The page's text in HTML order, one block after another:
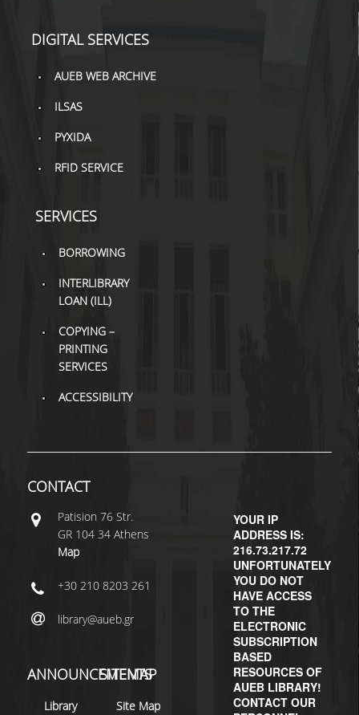
DIGITAL SERVICES
AUEB WEB ARCHIVE
ILSAS
PYXIDA
RFID SERVICE
SERVICES
BORROWING
INTERLIBRARY
LOAN (ILL)
COPYING –
PRINTING
SERVICES
ACCESSIBILITY
YOUR IP
ADDRESS IS:
216.73.217.72
UNFORTUNATELY
YOU DO NOT
HAVE ACCESS
TO THE
ELECTRONIC
SUBSCRIPTION
BASED
RESOURCES OF
AUEB LIBRARY!
CONTACT OUR
CONTACT
Patisiοn 76 Str.
GR 104 34 Athens
Map
+30 210 8203 261
library@aueb.gr
ANNOUNCEMENTS
Library
SITEMAP
Site Map